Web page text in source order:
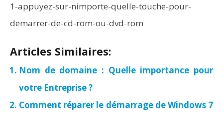
1-appuyez-sur-nimporte-quelle-touche-pour-
demarrer-de-cd-rom-ou-dvd-rom
Articles Similaires:
Nom de domaine : Quelle importance pour
votre Entreprise ?
Comment réparer le démarrage de Windows 7